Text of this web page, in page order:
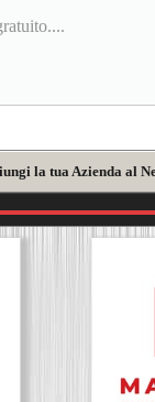
la tua Azienda al